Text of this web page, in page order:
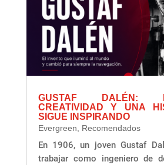
GUSTAF DALÉN:
CREATIVIDAD Y UNA
SIGUE INSPIRANDO
Evergreen, Recomendados
En 1906, un joven Gustaf
trabajar como ingeniero de